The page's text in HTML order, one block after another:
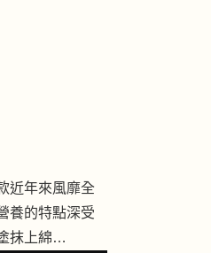
近年來風靡全
養的特點深受
抹上綿…